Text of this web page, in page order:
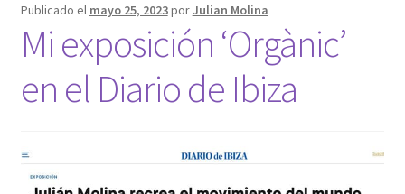
Publicado el mayo 25, 2023porJulian Molina
Mi exposición ‘Orgànic’
en el Diario de Ibiza